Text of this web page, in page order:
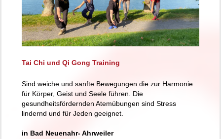
Tai Chi und Qi Gong Training
Sind weiche und sanfte Bewegungen die zur Harmonie
für Körper, Geist und Seele führen. Die
gesundheitsfördernden Atemübungen sind Stress
lindernd und für Jeden geeignet.
in Bad Neuenahr- Ahrweiler